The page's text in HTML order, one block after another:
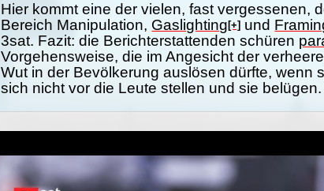
Hier kommt eine der vielen, fast vergessenen,
Bereich Manipulation, Gaslighting[+] und
3sat. Fazit: die Berichterstattenden schüren
Vorgehensweise, die im Angesicht der
Wut in der Bevölkerung auslösen dürfte, wenn
sich nicht vor die Leute stellen und sie